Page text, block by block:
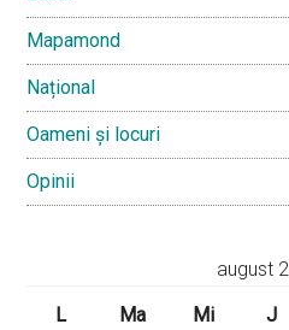
Mapamond
Național
Oameni și locuri
Opinii
august
L
Ma Mi J